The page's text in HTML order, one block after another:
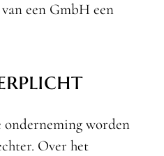
een GmbH een
onderneming worden
Over het